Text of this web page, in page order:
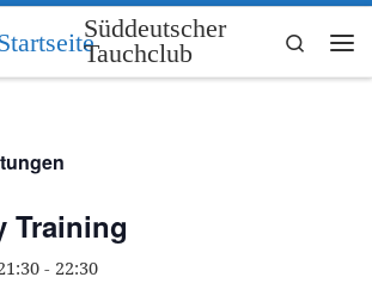
Süddeutscher
Tauchclub
Search
Training
- 22:30